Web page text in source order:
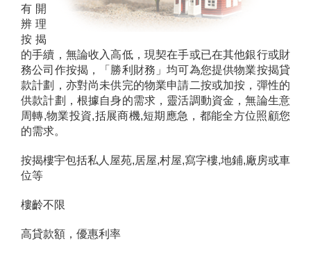
有開
辨理
按揭
的手續，無論收入高低，現契在手或已在其他銀行或財
務公司作按揭，「勝利財務」均可為您提供物業按揭貸
款計劃，亦對尚未供完的物業申請二按或加按，彈性的
供款計劃，根據自身的需求，靈活調動資金，無論生意
周轉,物業投資,括展商機,短期應急，都能全方位照顧您
的需求。
按揭樓宇包括私人屋苑,居屋,村屋,寫字樓,地鋪,廠房或車
位等
樓齡不限
高貸款額，優惠利率